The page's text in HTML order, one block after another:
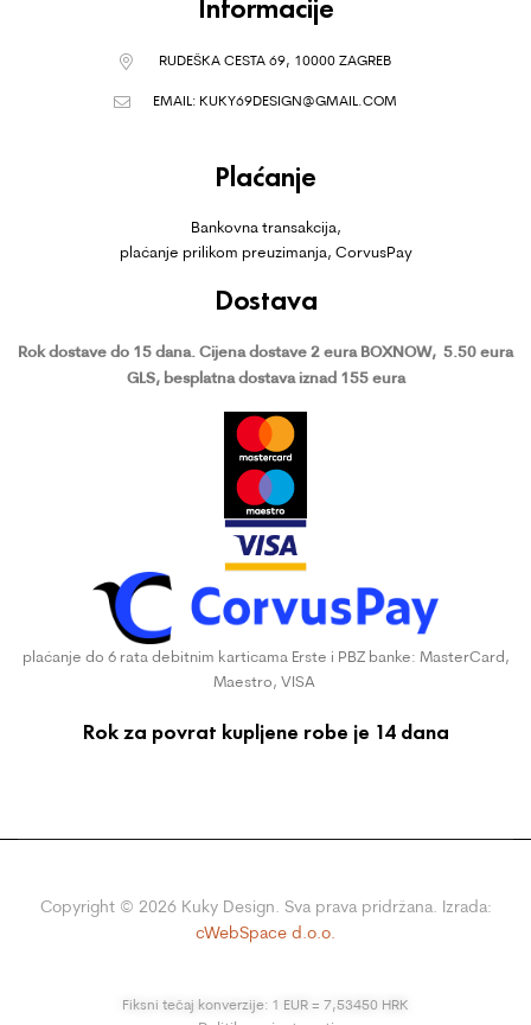
Informacije
RUDEŠKA CESTA 69, 10000 ZAGREB
EMAIL: KUKY69DESIGN@GMAIL.COM
Plaćanje
Bankovna transakcija,
plaćanje prilikom preuzimanja, CorvusPay
Dostava
Rok dostave do 15 dana. Cijena dostave 2 eura BOXNOW, 5.50 eura
GLS, besplatna dostava iznad 155 eura
plaćanje do 6 rata debitnim karticama Erste i PBZ banke: MasterCard,
Maestro, VISA
Rok za povrat kupljene robe je 14 dana
Copyright © 2026Kuky Design. Sva prava pridržana. Izrada:
cWebSpace d.o.o.
Fiksni tečaj konverzije: 1 EUR = 7,53450 HRK